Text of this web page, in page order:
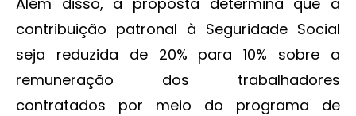
contribuição patronal à Seguridade Social
seja reduzida de 20% para 10% sobre a
remuneração dos trabalhadores
contratados por meio do programa de